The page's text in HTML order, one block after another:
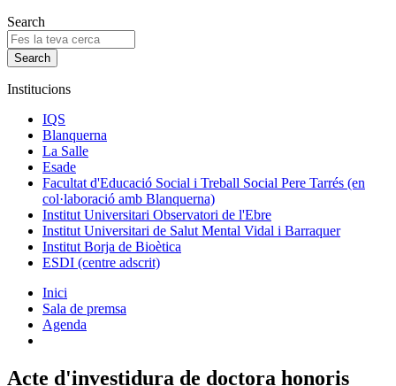
Search
Institucions
IQS
Blanquerna
La Salle
Esade
Facultat d'Educació Social i Treball Social Pere Tarrés (en
col·laboració amb Blanquerna)
Institut Universitari Observatori de l'Ebre
Institut Universitari de Salut Mental Vidal i Barraquer
Institut Borja de Bioètica
ESDI (centre adscrit)
Inici
Sala de premsa
Agenda
Acte d'investidura de doctora honoris